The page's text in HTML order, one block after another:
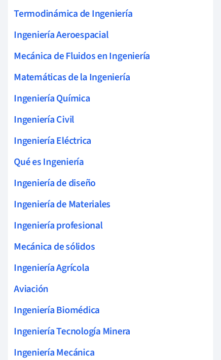
Termodinámica de Ingeniería
Ingeniería Aeroespacial
Mecánica de Fluidos en Ingeniería
Matemáticas de la Ingeniería
Ingeniería Química
Ingeniería Civil
Ingeniería Eléctrica
Qué es Ingeniería
Ingeniería de diseño
Ingeniería de Materiales
Ingeniería profesional
Mecánica de sólidos
Ingeniería Agrícola
Aviación
Ingeniería Biomédica
Ingeniería Tecnología Minera
Ingeniería Mecánica